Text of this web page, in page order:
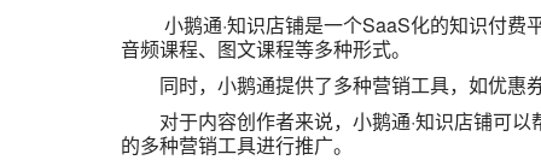
小鹅通·知识店铺是一个SaaS化的知识付
音频课程、图文课程等多种形式。
同时，小鹅通提供了多种营销工具，如优惠
对于内容创作者来说，小鹅通·知识店铺可以
的多种营销工具进行推广。